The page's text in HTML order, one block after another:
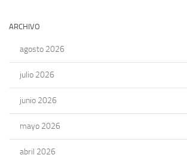
ARCHIVO
agosto 2026
julio 2026
junio 2026
mayo 2026
abril 2026